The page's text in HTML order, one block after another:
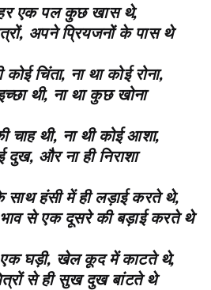
एक पल कुछ खास थे,
अपने प्रियजनों के पास थे
चिंता, ना था कोई रोना,
थी, ना था कुछ खोना
चाह थी, ना थी कोई आशा,
दुख, और ना ही निराशा
साथ हंसी में ही लड़ाई करते थे,
भाव से एक दूसरे की बड़ाई करते थे
घड़ी, खेल कूद में काटते थे,
से ही सुख दुख बांटते थे